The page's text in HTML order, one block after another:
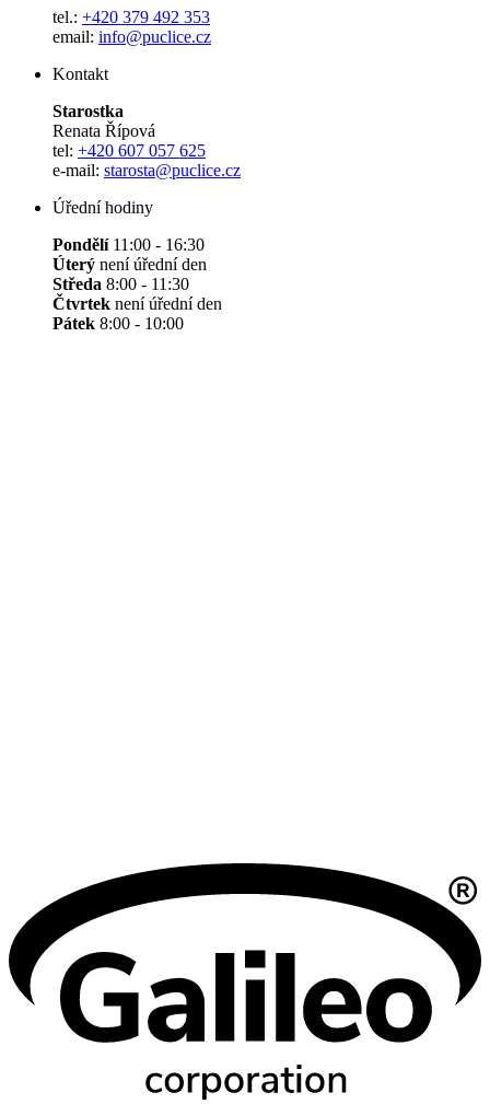
tel.: +420 379 492 353
email: info@puclice.cz
Kontakt
Starostka
Renata Řípová
tel: +420 607 057 625
e-mail: starosta@puclice.cz
Úřední hodiny
Pondělí11:00 - 16:30
Úterý není úřední den
Středa 8:00 - 11:30
Čtvrtek není úřední den
Pátek 8:00 - 10:00